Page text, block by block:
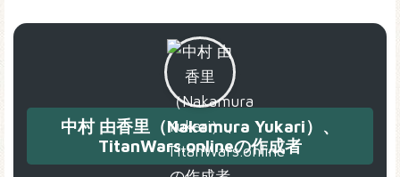
中村 由香里（Nakamura Yukari）、
TitanWars.onlineの作成者